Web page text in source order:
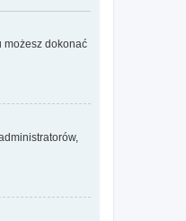
możesz dokonać